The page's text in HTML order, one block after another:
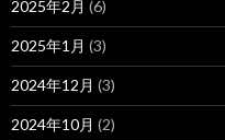
2025年2月 (6)
2025年1月 (3)
2024年12月 (3)
2024年10月 (2)